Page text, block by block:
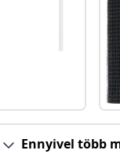
Ennyivel több